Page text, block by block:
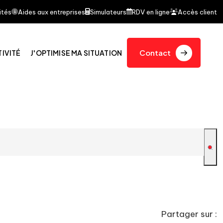
l'objet d'un article dans le journal quotidien Le
Aides aux entreprises Simulateurs RDV en ligne Accès client
J'OPTIMISE MA SITUATION Contact
Partager sur :